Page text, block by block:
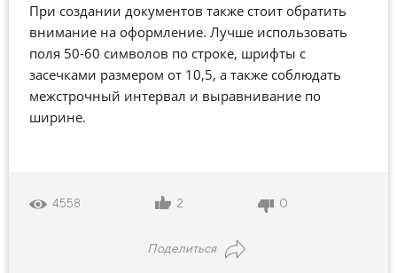
При создании документов также стоит обратить
внимание на оформление. Лучше использовать
поля 50-60 символов по строке, шрифты с
засечками размером от 10,5, а также соблюдать
межстрочный интервал и выравнивание по
ширине.
4558 2 0
Поделиться